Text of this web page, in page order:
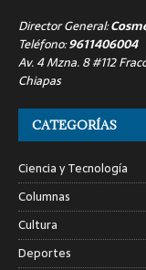
Director General:
Teléfono:9611406004
Av. 4 Mzna. 8 #112
Chiapas
CATEGORÍAS
Ciencia y Tecnología
Columnas
Cultura
Deportes